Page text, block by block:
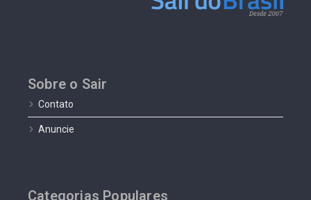
Sobre o Sair
Contato
Anuncie
Categorias Populares